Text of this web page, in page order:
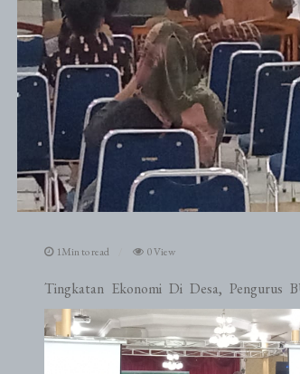
1Min to read 0 View
Tingkatan Ekonomi Di Desa, Pengurus